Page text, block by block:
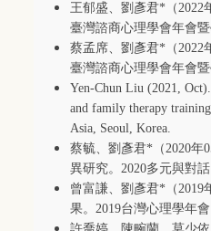
王郁盛、劉彥君* （2022
臺灣諮商心理學會年會
蔡孟席、劉彥君* （2022
臺灣諮商心理學會年會
Yen-Chun Liu (2021,
and family therapy
Asia, Seoul, Korea.
蔡毓、劉彥君* （2020年
異研究。 2020多元與對
曾富謙、劉彥君* （2019
果。 2019台灣心理學年